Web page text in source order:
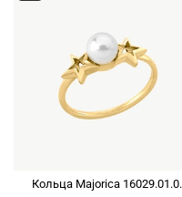
Кольца Majorica 16029.01.0.